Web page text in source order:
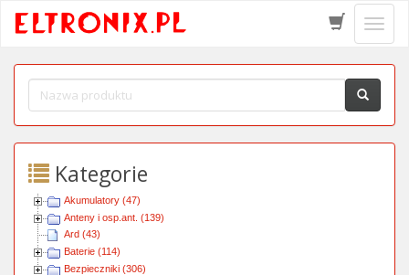
menu
Kategorie
Akumulatory (47)
Anteny i osp.ant. (139)
Ard (43)
Baterie (114)
Bezpieczniki (306)